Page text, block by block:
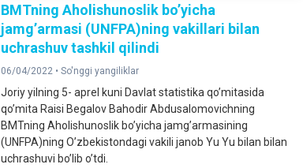
BMTning Aholishunoslik bo’yicha
jamg’armasi (UNFPA)ning vakillari bilan
uchrashuv tashkil qilindi
06/04/2022 • So'nggi yangiliklar
Joriy yilning 5- aprel kuni Davlat statistika qo’mitasida
qo’mita Raisi Begalov Bahodir Abdusalomovichning
BMTning Aholishunoslik bo’yicha jamg’armasining
(UNFPA)ning O’zbekistondagi vakili janob Yu Yu bilan bilan
uchrashuvi bo’lib o’tdi.